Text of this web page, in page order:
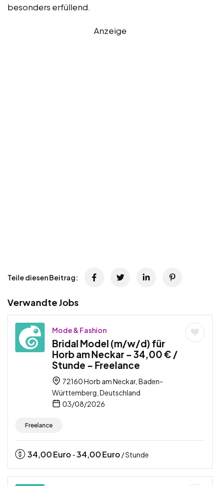
besonders erfüllend.
Anzeige
Teile diesen Beitrag:
Verwandte Jobs
Mode & Fashion
Bridal Model (m/w/d) für
Horb am Neckar – 34,00 € /
Stunde – Freelance
72160 Horb am Neckar, Baden-
Württemberg, Deutschland
03/08/2026
Freelance
34,00Euro -34,00Euro / Stunde